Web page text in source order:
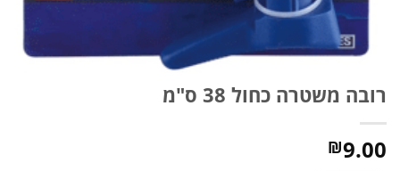
רובה משטרה כחול 38 ס"מ
₪9.00